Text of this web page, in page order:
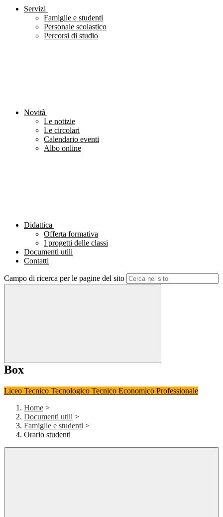
Servizi
Famiglie e studenti
Personale scolastico
Percorsi di studio
Novità
Le notizie
Le circolari
Calendario eventi
Albo online
Didattica
Offerta formativa
I progetti delle classi
Documenti utili
Contatti
Campo di ricerca per le pagine del sito
Box
Liceo Tecnico Tecnologico Tecnico Economico Professionale
Home >
Documenti utili >
Famiglie e studenti >
Orario studenti